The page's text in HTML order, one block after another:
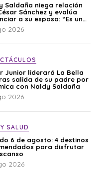
Saldaña niega relación
Sánchez y evalúa
a su esposa: “Es una
2026
Junior liderará La Bella
salida de su padre por
con Naldy Saldaña
2026
SALUD
6 de agosto: 4 destinos
para disfrutar
2026